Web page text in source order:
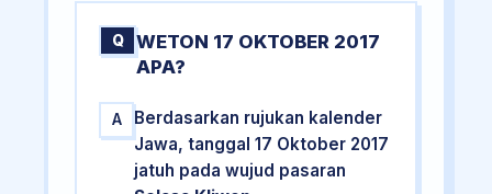
Q
WETON 17 OKTOBER 2017
APA?
A
Berdasarkan rujukan kalender
Jawa, tanggal 17 Oktober 2017
jatuh pada wujud pasaran